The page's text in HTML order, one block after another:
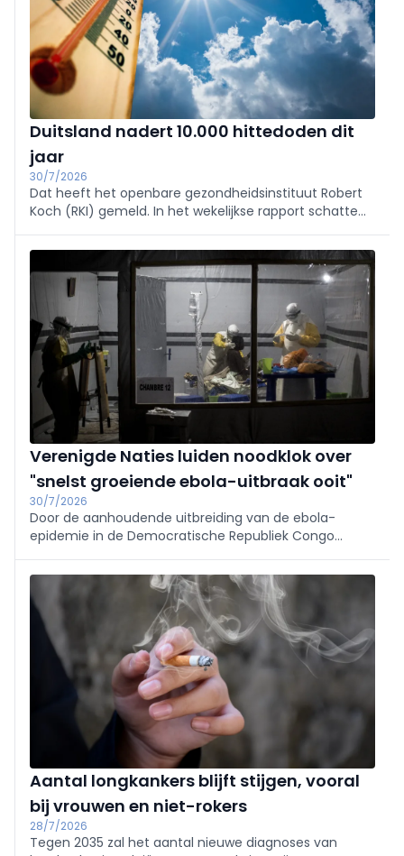
Duitsland nadert 10.000 hittedoden dit
jaar
30/7/2026
Dat heeft het openbare gezondheidsinstituut Robert
Koch (RKI) gemeld. In het wekelijkse rapport schatte
hittegerelateerde sterfgevallen zijn geregistreerd. Dat
is meer dan in elk volledig jaar sinds 2016.
Verenigde Naties luiden noodklok over
"snelst groeiende ebola-uitbraak ooit"
30/7/2026
Door de aanhoudende uitbreiding van de ebola-
epidemie in de Democratische Republiek Congo
een grootschalige opschaling van de hulpverlening.
Aantal longkankers blijft stijgen, vooral
bij vrouwen en niet-rokers
28/7/2026
Tegen 2035 zal het aantal nieuwe diagnoses van